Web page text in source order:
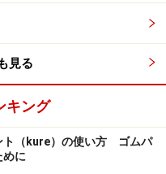
ポイントです。
っかりと食い込む設計と
的です。通常、ドライ
すが、PITWORKのブー
見る
キング
ト（kure）の使い方 ゴムパ
めに